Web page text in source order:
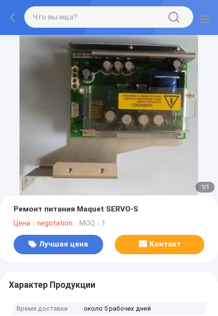
1/1
Ремонт питания Maquet SERVO-S
Цена：negotation MOQ：1
Лучшая цена Контакт
Характер Продукции
Время доставки
около 5 рабочих дней